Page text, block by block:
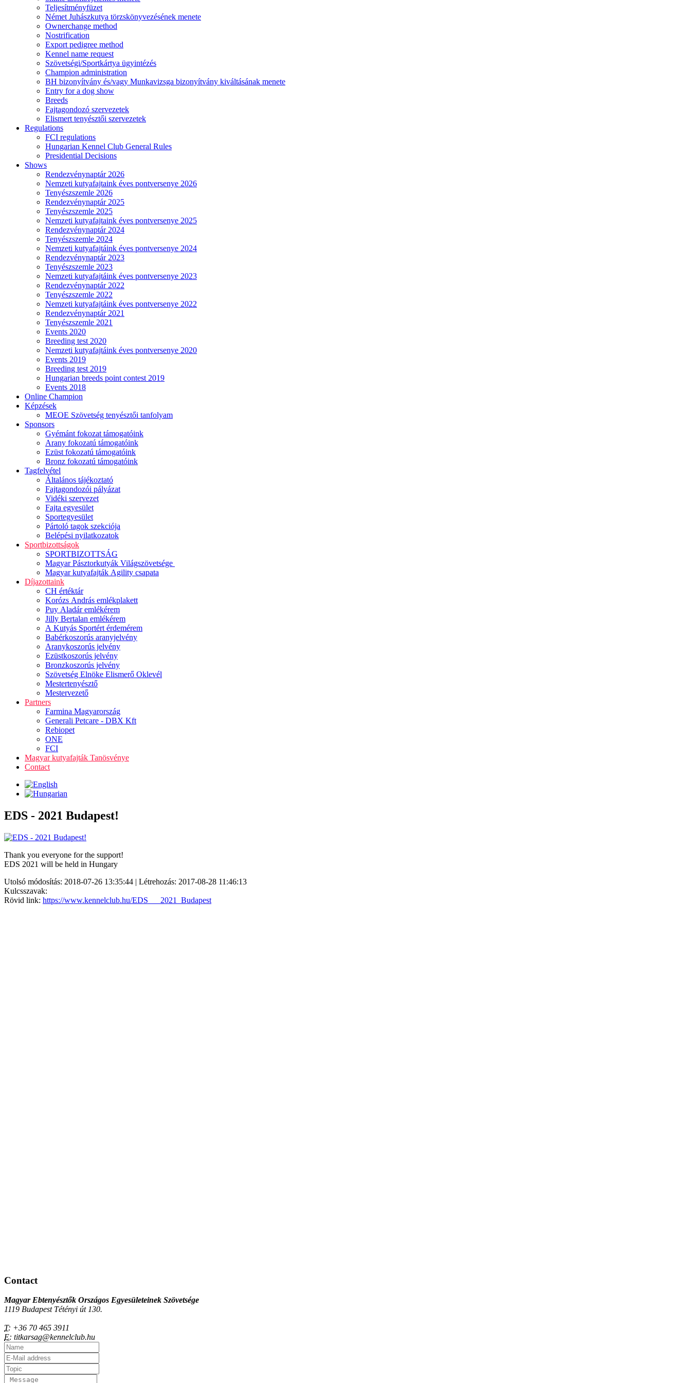
Teljesítményfüzet
Német Juhászkutya törzskönyvezésének menete
Ownerchange method
Nostrification
Export pedigree method
Kennel name request
Szövetségi/Sportkártya ügyintézés
Champion administration
BH bizonyítvány és/vagy Munkavizsga bizonyítvány kiváltásának menete
Entry for a dog show
Breeds
Fajtagondozó szervezetek
Elismert tenyésztői szervezetek
Regulations
FCI regulations
Hungarian Kennel Club General Rules
Presidential Decisions
Shows
Rendezvénynaptár 2026
Nemzeti kutyafajtaink éves pontversenye 2026
Tenyészszemle 2026
Rendezvénynaptár 2025
Tenyészszemle 2025
Nemzeti kutyafajtaink éves pontversenye 2025
Rendezvénynaptár 2024
Tenyészszemle 2024
Nemzeti kutyafajtáink éves pontversenye 2024
Rendezvénynaptár 2023
Tenyészszemle 2023
Nemzeti kutyafajtáink éves pontversenye 2023
Rendezvénynaptár 2022
Tenyészszemle 2022
Nemzeti kutyafajtáink éves pontversenye 2022
Rendezvénynaptár 2021
Tenyészszemle 2021
Events 2020
Breeding test 2020
Nemzeti kutyafajtáink éves pontversenye 2020
Events 2019
Breeding test 2019
Hungarian breeds point contest 2019
Events 2018
Online Champion
Képzések
MEOE Szövetség tenyésztői tanfolyam
Sponsors
Gyémánt fokozat támogatóink
Arany fokozatú támogatóink
Ezüst fokozatú támogatóink
Bronz fokozatú támogatóink
Tagfelvétel
Általános tájékoztató
Fajtagondozói pályázat
Vidéki szervezet
Fajta egyesület
Sportegyesület
Pártoló tagok szekciója
Belépési nyilatkozatok
Sportbizottságok
SPORTBIZOTTSÁG
Magyar Pásztorkutyák Világszövetsége
Magyar kutyafajták Agility csapata
Díjazottaink
CH értéktár
Korózs András emlékplakett
Puy Aladár emlékérem
Jilly Bertalan emlékérem
A Kutyás Sportért érdemérem
Babérkoszorús aranyjelvény
Aranykoszorús jelvény
Ezüstkoszorús jelvény
Bronzkoszorús jelvény
Szövetség Elnöke Elismerő Oklevél
Mestertenyésztő
Mestervezető
Partners
Farmina Magyarország
Generali Petcare - DBX Kft
Rebiopet
ONE
FCI
Magyar kutyafajták Tanösvénye
Contact
EDS - 2021 Budapest!
Thank you everyone for the support!
EDS 2021 will be held in Hungary
Utolsó módosítás: 2018-07-26 13:35:44 | Létrehozás: 2017-08-28 11:46:13
Kulcsszavak:
Rövid link: https://www.kennelclub.hu/EDS___2021_Budapest
Contact
Magyar Ebtenyésztők Országos Egyesületeinek Szövetsége
1119 Budapest Tétényi út 130.
T: +36 70 465 3911
E: titkarsag@kennelclub.hu